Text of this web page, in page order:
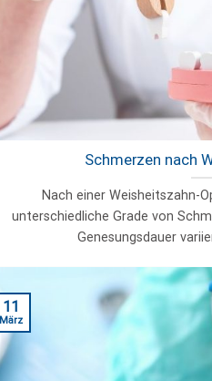
Schmerzen nach
Nach einer Weisheitszahn-
unterschiedliche Grade von
Genesungsdauer
11
März